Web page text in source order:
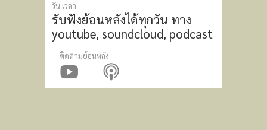
วัน เวลา
รับฟังย้อนหลังได้ทุกวัน ทาง
youtube, soundcloud, podcast
ติดตามย้อนหลัง